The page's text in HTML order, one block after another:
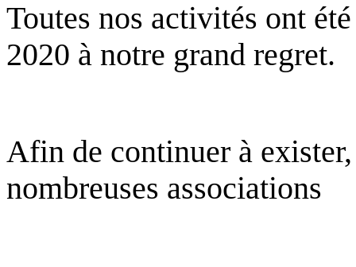
Toutes nos activités ont
2020 à notre grand regret.
Afin de continuer à
nombreuses associations